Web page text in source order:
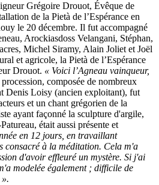
Grégoire Drouot, Évêque de
de la Pietà de l’Espérance en
le 20 décembre. Il fut accompagné
Arockiasdoss Velangani, Stéphan,
Michel Siramy, Alain Joliet et Joël
et agricole, la Pietà de l’Espérance
Drouot. « Voici l’Agneau vainqueur,
composée de nombreux
Denis Loisy (ancien exploitant), fut
et un chant grégorien de la
ayant façonné la sculpture d'argile,
était aussi présente et
en 12 jours, en travaillant
consacré à la méditation. Cela m'a
d'avoir effleuré un mystère. Si j'ai
modelée également ; difficile de